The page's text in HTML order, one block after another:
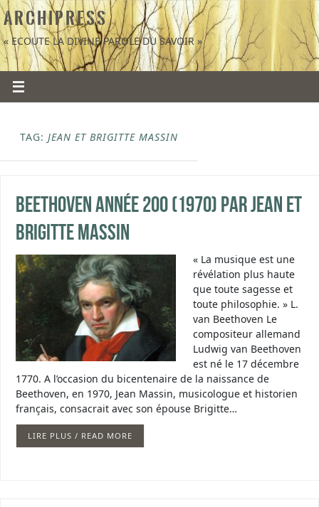
A R C H I P R E S S
« ECOUTE LA DIVINE PAROLE DU SAVOIR »
TAG: JEAN ET BRIGITTE MASSIN
Beethoven année 200 (1970) par Jean et
Brigitte Massin
« La musique est une
révélation plus haute
que toute sagesse et
toute philosophie. » L.
van Beethoven Le
compositeur allemand
Ludwig van Beethoven
est né le 17 décembre
1770. A l’occasion du bicentenaire de la naissance de
Beethoven, en 1970, Jean Massin, musicologue et historien
français, consacrait avec son épouse Brigitte…
LIRE PLUS / READ MORE